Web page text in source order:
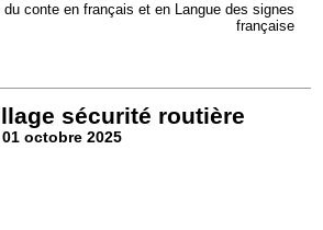
du conte en français et en Langue des signes
française
sécurité routière
01 octobre 2025